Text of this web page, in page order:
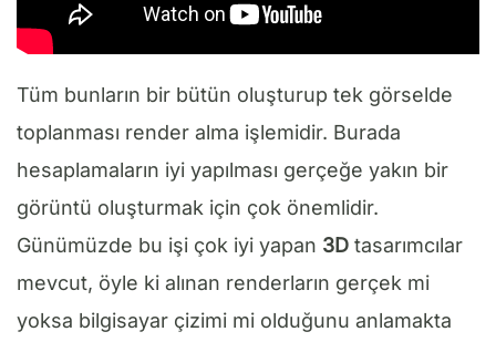
Tüm bunların bir bütün oluşturup tek görselde
toplanması render alma işlemidir. Burada
hesaplamaların iyi yapılması gerçeğe yakın bir
görüntü oluşturmak için çok önemlidir.
Günümüzde bu işi çok iyi yapan 3D tasarımcılar
mevcut, öyle ki alınan renderların gerçek mi
yoksa bilgisayar çizimi mi olduğunu anlamakta